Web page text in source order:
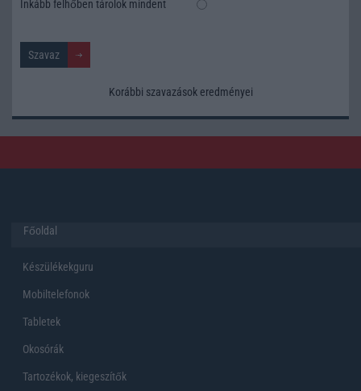
Inkább felhőben tárolok mindent
Korábbi szavazások eredményei
Főoldal
Készülékekguru
Mobiltelefonok
Tabletek
Okosórák
Tartozékok, kiegeszítők